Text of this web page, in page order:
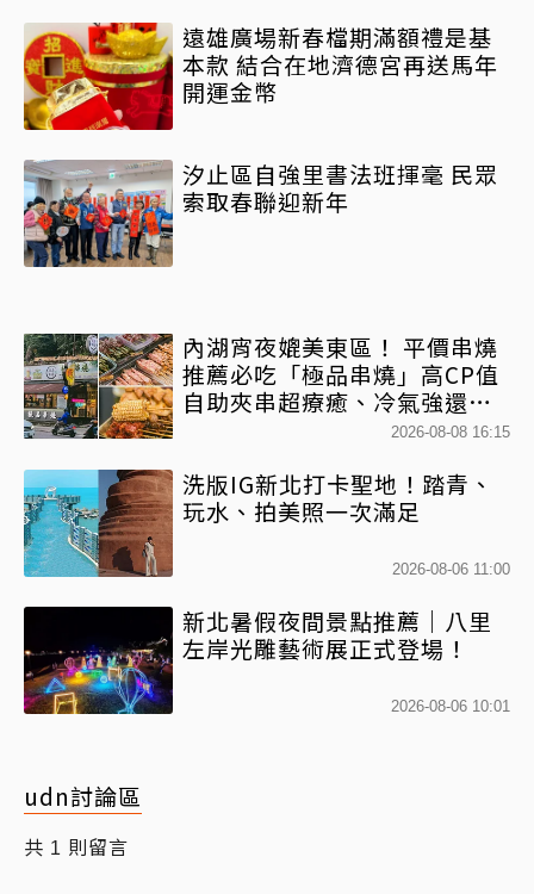
遠雄廣場新春檔期滿額禮是基
本款 結合在地濟德宮再送馬年
開運金幣
汐止區自強里書法班揮毫 民眾
索取春聯迎新年
內湖宵夜媲美東區！ 平價串燒
推薦必吃「極品串燒」高CP值
自助夾串超療癒、冷氣強還不
2026-08-08 16:15
洗版IG新北打卡聖地！踏青、
玩水、拍美照一次滿足
2026-08-06 11:00
新北暑假夜間景點推薦｜八里
左岸光雕藝術展正式登場！
2026-08-06 10:01
udn討論區
共 1 則留言